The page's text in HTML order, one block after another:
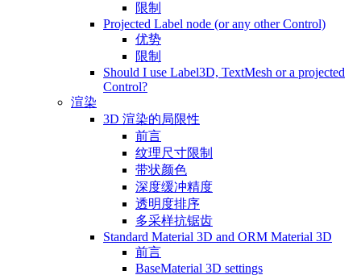
限制
Projected Label node (or any other Control)
优势
限制
Should I use Label3D, TextMesh or a projected
Control?
渲染
3D 渲染的局限性
前言
纹理尺寸限制
带状颜色
深度缓冲精度
透明度排序
多采样抗锯齿
Standard Material 3D and ORM Material 3D
前言
BaseMaterial 3D settings